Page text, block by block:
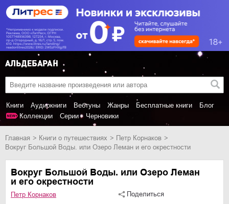
Книги Аудиокниги Вебтуны Жанры Бесплатные книги
Блог
Коллекции
Серии Черновики
Главная книги о путешествиях
Петр Корнаков
Вокруг Большой Воды. или Озеро Леман и его окрестности
Вокруг Большой Воды. или Озеро Леман
и его окрестности
Петр Корнаков Поделиться